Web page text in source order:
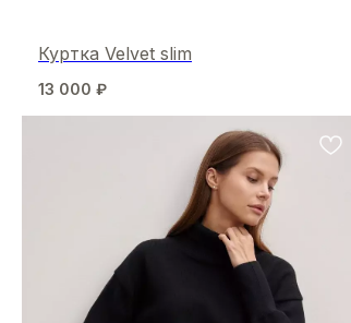
Куртка Velvet slim
13 000 ₽